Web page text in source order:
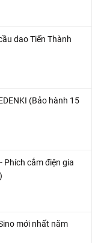
dao Tiến Thành
(Bảo hành 15
Phích cắm điện gia
mới nhất năm